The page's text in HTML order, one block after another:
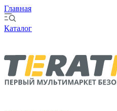
Главная
Каталог